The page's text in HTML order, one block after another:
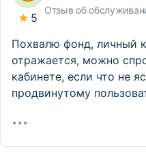
5
Отзыв об
Похвалю фонд, личный
отражается, можно
кабинете, если что не
продвинутому